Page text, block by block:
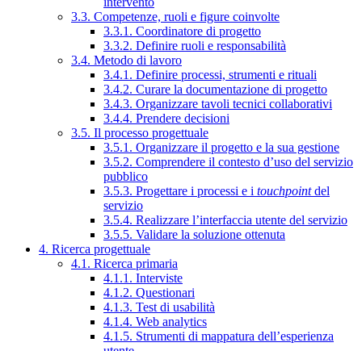
3.3. Competenze, ruoli e figure coinvolte
3.3.1. Coordinatore di progetto
3.3.2. Definire ruoli e responsabilità
3.4. Metodo di lavoro
3.4.1. Definire processi, strumenti e rituali
3.4.2. Curare la documentazione di progetto
3.4.3. Organizzare tavoli tecnici collaborativi
3.4.4. Prendere decisioni
3.5. Il processo progettuale
3.5.1. Organizzare il progetto e la sua gestione
3.5.2. Comprendere il contesto d’uso del servizio
pubblico
3.5.3. Progettare i processi e i touchpointdel
servizio
3.5.4. Realizzare l’interfaccia utente del servizio
3.5.5. Validare la soluzione ottenuta
4. Ricerca progettuale
4.1. Ricerca primaria
4.1.1. Interviste
4.1.2. Questionari
4.1.3. Test di usabilità
4.1.4. Web analytics
4.1.5. Strumenti di mappatura dell’esperienza